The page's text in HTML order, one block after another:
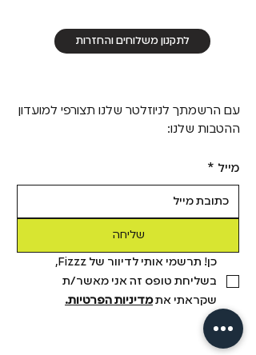
לתקנון משלוחים והחזרות
עם הרשמתך לניוזלטר שלנו תצורפי למועדון
ההטבות שלנו:
מייל *
שליחה
שקראתי את מדיניות הפרטיות.